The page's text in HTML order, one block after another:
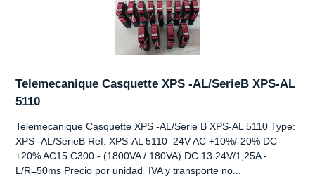
Telemecanique Casquette XPS -AL/SerieB XPS-AL
5110
Telemecanique Casquette XPS -AL/Serie B XPS-AL 5110 Type:
XPS -AL/SerieB Ref. XPS-AL 5110 24V AC +10%/-20% DC
±20% AC15 C300 - (1800VA / 180VA) DC 13 24V/1,25A -
L/R=50ms Precio por unidad IVA y transporte no...